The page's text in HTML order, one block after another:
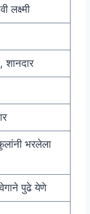
लक्ष्मी
शानदार
भरलेला
पुढे येणे